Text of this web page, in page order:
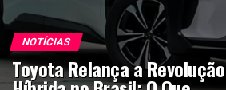
NOTÍCIAS
Toyota Relança a Revolução